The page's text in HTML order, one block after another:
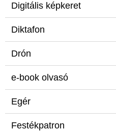
Digitális képkeret
Diktafon
Drón
e-book olvasó
Egér
Festékpatron